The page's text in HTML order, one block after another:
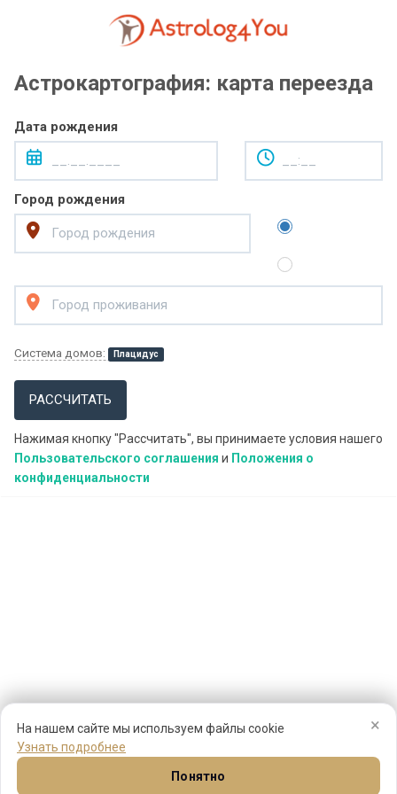
×
На нашем сайте мы используем файлы cookie
Узнать подробнее
Понятно
Астрокартография: карта переезда
Дата рождения
Город рождения
Система домов: Плацидус
РАССЧИТАТЬ
Нажимая кнопку "Рассчитать", вы принимаете условия нашего
Пользовательского соглашения и Положения о
конфиденциальности